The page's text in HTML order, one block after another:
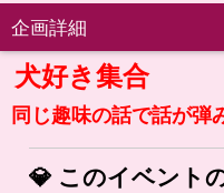
企画詳細
犬好き集合
同じ趣味の話で話が弾
💎 このイベント